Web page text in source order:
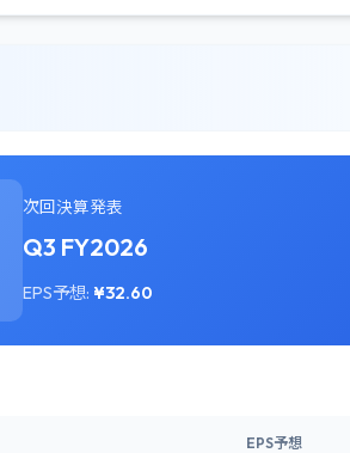
次回決算発表
Q3 FY2026
EPS予想: ¥32.60
EPS予想